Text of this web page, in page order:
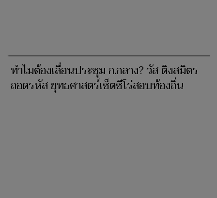
ทำไมต้องเลื่อนประชุม ก.กลาง? วัส ติงสมิตร
ถอดรหัส ยุทธศาสตร์เซ็ตซีโร่สอบท้องถิ่น